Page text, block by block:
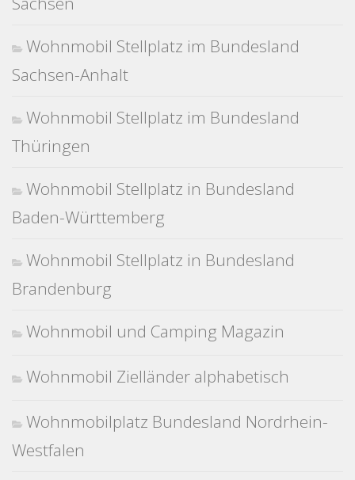
Wohnmobil Stellplatz im Bundesland
Sachsen-Anhalt
Wohnmobil Stellplatz im Bundesland
Thüringen
Wohnmobil Stellplatz in Bundesland
Baden-Württemberg
Wohnmobil Stellplatz in Bundesland
Brandenburg
Wohnmobil und Camping Magazin
Wohnmobil Zielländer alphabetisch
Wohnmobilplatz Bundesland Nordrhein-
Westfalen